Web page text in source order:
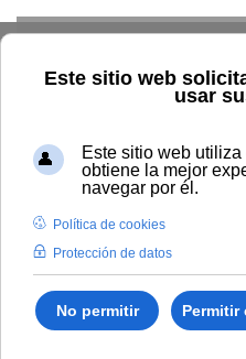
Home La UNIA Directorio
Sonia